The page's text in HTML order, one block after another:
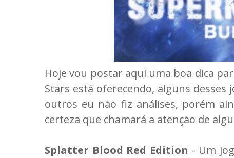
Hoje vou postar aqui uma boa dica
Stars está oferecendo, alguns
outros eu não fiz análises, porém
certeza que chamará a atenção de
Splatter Blood Red Edition - Um